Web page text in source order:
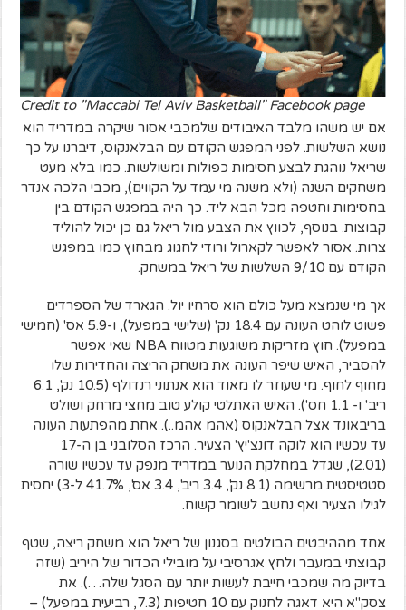
Credit to "Maccabi Tel Aviv Basketball" Facebook page
אם יש משהו מלבד האיבודים שלמכבי אסור שיקרה במדריד הוא
נושא השלשות. לפני המפגש הקודם עם הבלאנקוס, דיברנו על כך
שריאל נוהגת לבצע חסימות כפולות ומשולשות. כמו בלא מעט
משחקים השנה (ולא משנה מי עמד על הקווים), מכבי הלכה אנדר
בחסימות וחטפה מכל הבא ליד. כך היה במפגש הקודם בין
קבוצות. בנוסף, לכווץ את הצבע מול ריאל גם כן יכול להוליד
צרות. אסור לאפשר לקארול ורודי לחגוג מבחוץ כמו במפגש
הקודם עם 9/10 השלשות של ריאל במשחק.
אך מי שנמצא מעל כולם הוא סרחיו יול. הגארד של הספרדים
פשוט לוהט העונה עם 18.4 נק' (שלישי במפעל), ו-5.9 אס' (חמישי
במפעל). חוץ מזריקות משוגעות מטווח NBA שאי אפשר
להסביר, האיש שיפר העונה את משחק הריצה והחדירות שלו
מחוף לחוף. מי שעוזר לו מאוד הוא אנתוני רנדולף (10.5 נק', 6.1
ריב' ו- 1.1 חס'). האיש האתלטי קולע טוב מחצי מרחק ושולט
בריבאונד אצל הבלאנקוס (אהמ אהמ..). אחת מהפתעות העונה
עד עכשיו הוא לוקה דונצ'יץ' הצעיר. הרכז הסלובני בן ה-17
(2.01), שגדל במחלקת הנוער במדריד מנפק עד עכשיו שורה
סטטיסטית מרשימה (8.1 נק', 3.4 ריב', 3.4 אס', 41.7% ל-3) יחסית
לגילו הצעיר ואף נחשב לשומר קשוח.
אחד מההיבטים הבולטים בסגנון של ריאל הוא משחק ריצה, שטף
קבוצתי במעבר ולחץ אגרסיבי על מובילי הכדור של היריב (שזה
בדיוק מה שמכבי חייבת לעשות יותר עם הסגל שלה…). את
צסק"א היא דאגה לחנוק עם 10 חטיפות (7.3, רביעית במפעל) –